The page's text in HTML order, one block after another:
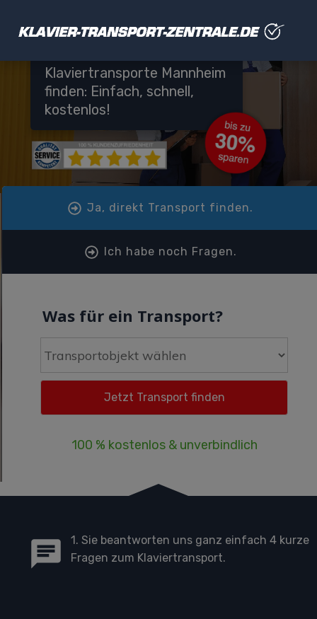
Klaviertransporte Mannheim
finden: Einfach, schnell,
kostenlos!
Ja, direkt Transport finden.
Ich habe noch Fragen.
Was für ein Transport?
100 % kostenlos & unverbindlich
1. Sie beantworten uns ganz einfach 4 kurze
Fragen zum Klaviertransport.